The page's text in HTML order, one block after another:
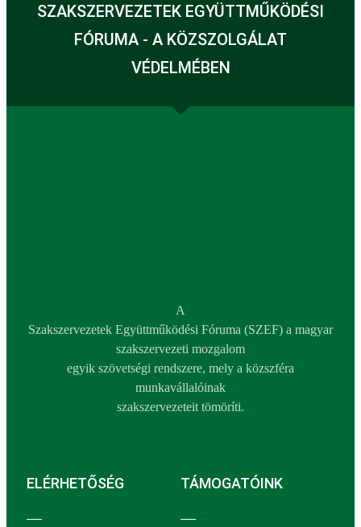
SZAKSZERVEZETEK EGYÜTTMŰKÖDÉSI
FÓRUMA - A KÖZSZOLGÁLAT
VÉDELMÉBEN
A
Szakszervezetek Együttműködési Fóruma (SZEF) a magyar
szakszervezeti mozgalom
egyik szövetségi rendszere, mely a közszféra
munkavállalóinak
szakszervezeteit tömöríti.
ELÉRHETŐSÉG TÁMOGATÓINK